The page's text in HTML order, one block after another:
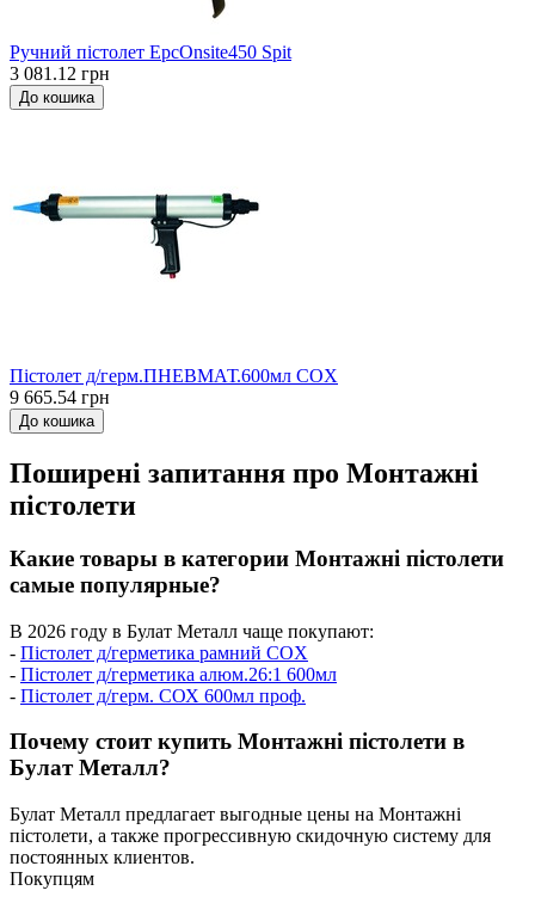
Ручний пістолет EpcOnsite450 Spit
3 081.12 грн
До кошика
Пістолет д/герм.ПНЕВМАТ.600мл COX
9 665.54 грн
До кошика
Поширені запитання про Монтажні
пістолети
Какие товары в категории Монтажні пістолети
самые популярные?
В 2026 году в Булат Металл чаще покупают:
- Пістолет д/герметика рамний COX
- Пістолет д/герметика алюм.26:1 600мл
- Пістолет д/герм. СОХ 600мл проф.
Почему стоит купить Монтажні пістолети в
Булат Металл?
Булат Металл предлагает выгодные цены на Монтажні
пістолети, а также прогрессивную скидочную систему для
постоянных клиентов.
Покупцям